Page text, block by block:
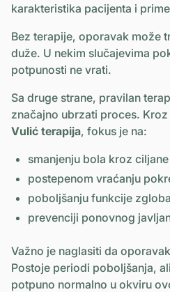
karakteristika pacijenta i
Bez terapije, oporavak može
duže. U nekim slučajevima
potpunosti ne vrati.
Sa druge strane, pravilan
značajno ubrzati proces.
Vulić terapija, fokus je na:
smanjenju bola kroz
postepenom vraćanju
poboljšanju funkcije zgloba
prevenciji ponovnog
Važno je naglasiti da
Postoje periodi poboljšanja,
potpuno normalno u okviru